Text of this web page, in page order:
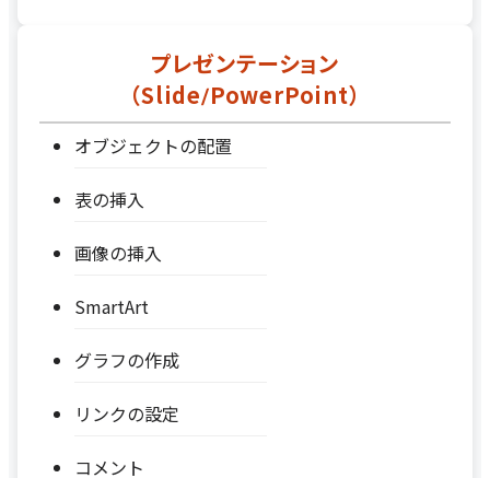
プレゼンテーション
（Slide/PowerPoint）
オブジェクトの配置
表の挿入
画像の挿入
SmartArt
グラフの作成
リンクの設定
コメント